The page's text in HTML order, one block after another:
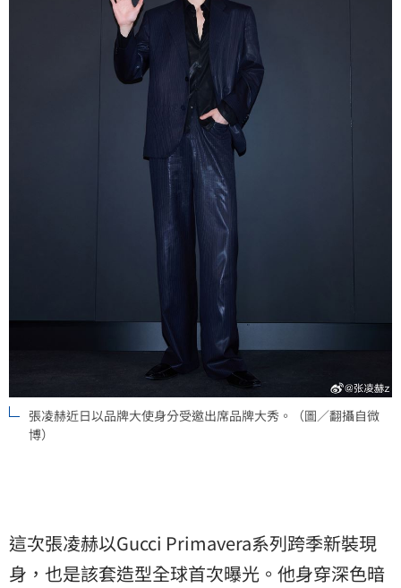
張凌赫近日以品牌大使身分受邀出席品牌大秀。（圖／翻攝自微
博）
這次張凌赫以Gucci Primavera系列跨季新裝現
身，也是該套造型全球首次曝光。他身穿深色暗